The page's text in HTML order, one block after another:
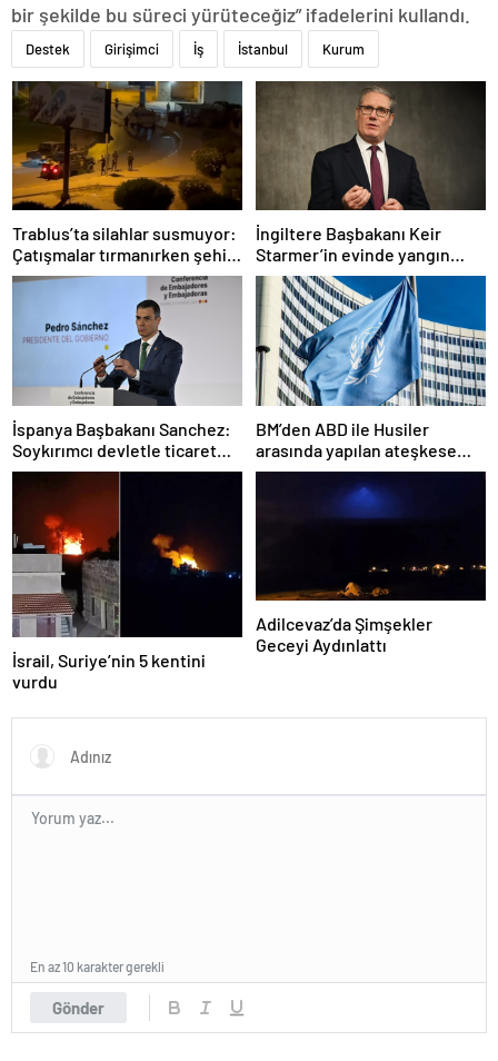
bir şekilde bu süreci yürüteceğiz” ifadelerini kullandı.
Destek Girişimci İş İstanbul Kurum
Trablus’ta silahlar susmuyor:
Çatışmalar tırmanırken şehir
alarmda
İngiltere Başbakanı Keir
Starmer’in evinde yangın
çıktı
İspanya Başbakanı Sanchez:
Soykırımcı devletle ticaret
yapmayız
BM’den ABD ile Husiler
arasında yapılan ateşkese
ilişkin değerlendirme
İsrail, Suriye’nin 5 kentini
vurdu
Adilcevaz’da Şimşekler
Geceyi Aydınlattı
Gönder
En az 10 karakter gerekli